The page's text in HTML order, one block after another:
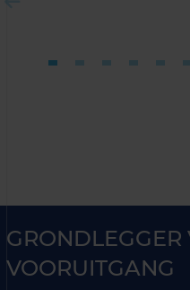
GRONDLEGGER
VOORUITGANG